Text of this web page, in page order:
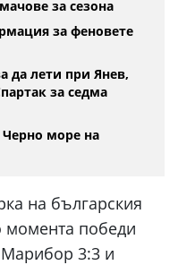
за сезона
за феновете
да лети при Янев,
за седма
море на
на българския
момента победи
3:3 и